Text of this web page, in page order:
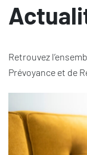
Retrouvez
Prévoyance et de